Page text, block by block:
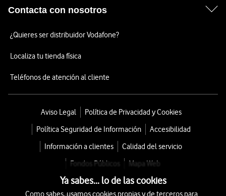
Contacta con nosotros
¿Quieres ser distribuidor Vodafone?
Localiza tu tienda física
Teléfonos de atención al cliente
Aviso Legal
Política de Privacidad y Cookies
Política Seguridad de Información
Accesibilidad
Información a clientes
Calidad del servicio
Fondos Públicos
Mapa Web
Ya sabes... lo de las cookies
Como sabes, usamos cookies propias y de terceros para